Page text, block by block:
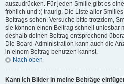
auszudrücken. Für jeden Smilie gibt es
fröhlich und :( traurig. Die Liste aller
Beitrags sehen. Versuche bitte trotzdem,
sie können einen Beitrag schnell unlesbar
deshalb deinen Beitrag entsprechend
Die Board-Administration kann auch die
in einem Beitrag benutzen kannst.
Nach oben
Kann ich Bilder in meine Beiträge